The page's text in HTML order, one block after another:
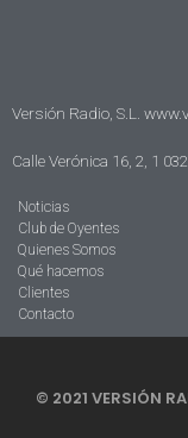
Versión Radio, S.L.
Calle Verónica 16, 2, 1
Noticias
Club de Oyentes
Quienes Somos
Qué hacemos
Clientes
Contacto
© 2021 VERSIÓN